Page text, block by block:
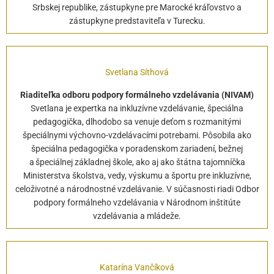
Srbskej republike, zástupkyne pre Marocké kráľovstvo a
zástupkyne predstaviteľa v Turecku.
Svetlana Síthová
Riaditeľka odboru podpory formálneho vzdelávania (NIVAM)
Svetlana je expertka na inkluzívne vzdelávanie, špeciálna
pedagogička, dlhodobo sa venuje deťom s rozmanitými
špeciálnymi výchovno-vzdelávacími potrebami. Pôsobila ako
špeciálna pedagogička v poradenskom zariadení, bežnej
a špeciálnej základnej škole, ako aj ako štátna tajomníčka
Ministerstva školstva, vedy, výskumu a športu pre inkluzívne,
celoživotné a národnostné vzdelávanie. V súčasnosti riadi Odbor
podpory formálneho vzdelávania v Národnom inštitúte
vzdelávania a mládeže.
Katarína Vančíková